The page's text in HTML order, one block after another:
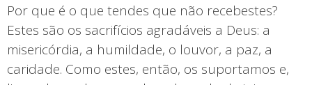
Por que é o que tendes que não recebestes?
Estes são os sacrifícios agradáveis a Deus: a
misericórdia, a humildade, o louvor, a paz, a
caridade. Como estes, então, os suportamos e,